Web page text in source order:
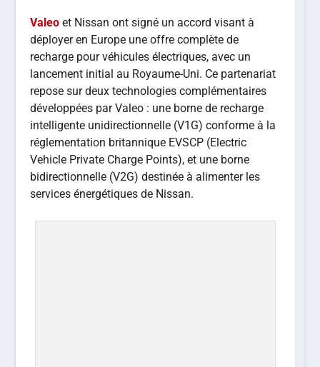
Valeo et Nissan ont signé un accord visant à
déployer en Europe une offre complète de
recharge pour véhicules électriques, avec un
lancement initial au Royaume-Uni. Ce partenariat
repose sur deux technologies complémentaires
développées par Valeo : une borne de recharge
intelligente unidirectionnelle (V1G) conforme à la
réglementation britannique EVSCP (Electric
Vehicle Private Charge Points), et une borne
bidirectionnelle (V2G) destinée à alimenter les
services énergétiques de Nissan.